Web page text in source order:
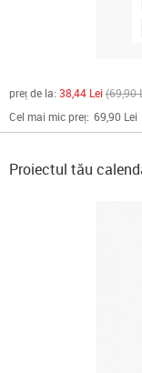
preț de la: 38,44 Lei 69,90
Cel mai mic preț: 69,90 Lei
Proiectul tău